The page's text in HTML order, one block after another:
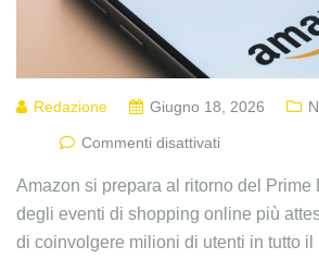
Redazione Giugno 18, 2026
Commenti disattivati
Amazon si prepara al ritorno del Prime
degli eventi di shopping online più
di coinvolgere milioni di utenti in tutto il